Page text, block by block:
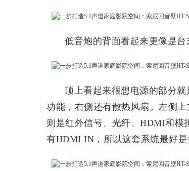
低音炮的背面看起来更像是台
顶上看起来很想电源的部分
功能，右侧还有散热风扇。左侧
则是红外信号、光纤、HDMI和
有HDMI IN，所以这套系统最好是